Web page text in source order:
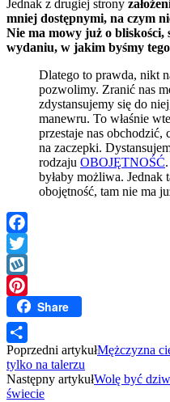
Jednak z drugiej strony
mniej dostępnymi, na czym
Nie ma mowy już o bliskości,
wydaniu, w jakim byśmy
Dlatego to prawda, nikt
pozwolimy. Zranić nas
zdystansujemy się do
manewru. To właśnie
przestaje nas
na zaczepki.
rodzaju OBOJĘTNOŚĆ
byłaby możliwa. Jednak
obojętność, tam nie ma
Facebook
Twitter
Wykop
PinterestShare
Share
Poprzedni artykułMężczyzna
tylko na talerzu
Następny artykułWolę być
świecie